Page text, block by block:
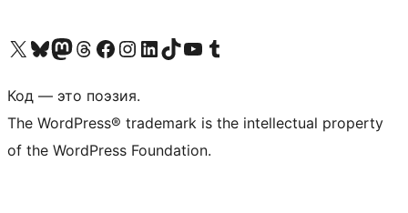
Посетите нас в X (ранее Twitter)
Посетите нашу учётную запись в Bluesky
Посетите нашу ленту в Mastodon
Посетите нашу учётную запись в Threads
Посетите нашу страницу на Facebook
Посетите наш Instagram
Посетите нашу страницу в LinkedIn
Посетите нашу учётную запись в TikTok
Посетите наш канал YouTube
Посетите нашу учётную запись в Tumblr
Код — это поэзия.
The WordPress® trademark is the intellectual property
of the WordPress Foundation.